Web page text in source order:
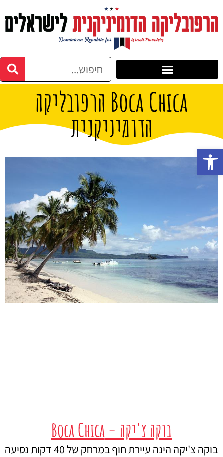
Boca Chica הרפובליקה
הדומיניקנית
בוקה צ'יקה – Boca Chica
בוקה צ'יקה הינה עיירת חוף במרחק של 40 דקות נסיעה
פתח סרגל נגישות